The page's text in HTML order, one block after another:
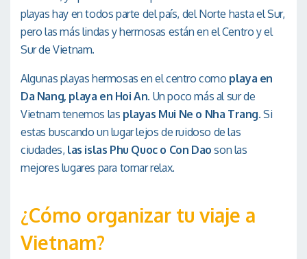
playas hay en todos parte del país, del Norte hasta el Sur,
pero las más lindas y hermosas están en el Centro y el
Sur de Vietnam.
Algunas playas hermosas en el centro como playa en
Da Nang, playa en Hoi An. Un poco más al sur de
Vietnam tenemos las playas Mui Ne o Nha Trang. Si
estas buscando un lugar lejos de ruidoso de las
ciudades, las islas Phu Quoc o Con Daoson las
mejores lugares para tomar relax.
¿Cómo organizar tu viaje a
Vietnam?